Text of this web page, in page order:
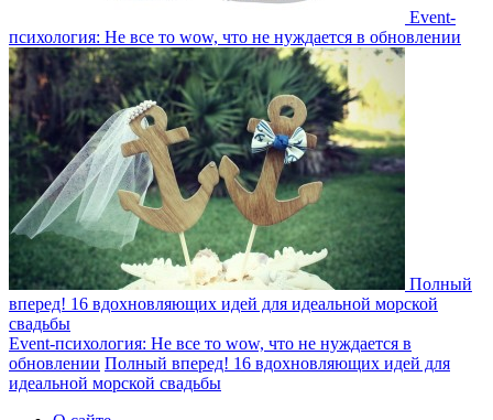
Event-
психология: Не все то wow, что не нуждается в обновлении
Полный
вперед! 16 вдохновляющих идей для идеальной морской
свадьбы
Event-психология: Не все то wow, что не нуждается в
обновлении Полный вперед! 16 вдохновляющих идей для
идеальной морской свадьбы